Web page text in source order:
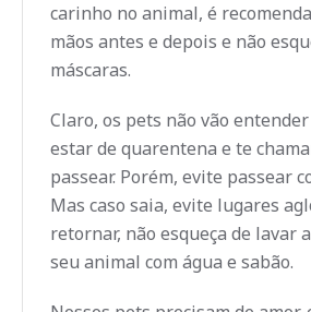
carinho no animal, é
mãos antes e depois e não
máscaras.
Claro, os pets não vão
estar de quarentena e te
passear. Porém, evite passear
Mas caso saia, evite lugares
retornar, não esqueça de lavar
seu animal com água e sabão.